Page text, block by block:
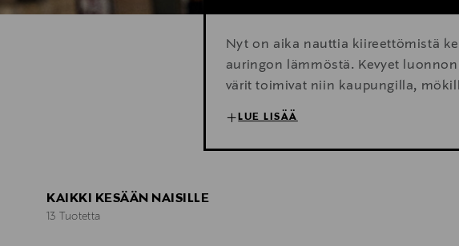
Nyt on aika nauttia kiireettömistä
auringon lämmöstä. Kevyet
värit toimivat niin kaupungilla,
kesävaatteet ja -asusteet
LUE LISÄÄ
KAIKKI KESÄÄN NAISILLE
13 Tuotetta